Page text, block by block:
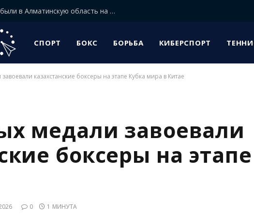
Лучшие дзюдоисты мира прибыли в Алматинскую область на сборы
СПОРТ БОКС БОРЬБА КИБЕРСПОРТ
казахстанские боксеры на этапе Кубка мира в Китае
медали завоевали
боксеры на
0 1 МИНУТА